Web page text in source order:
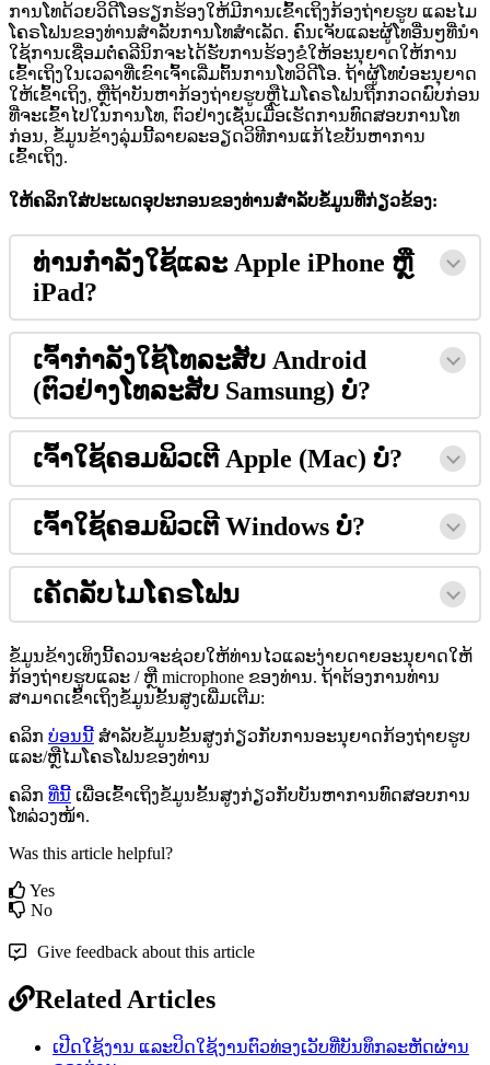
ການໂທດວຍວດໂອຮຽກຮອງໃຫມການເຂາເຖງກອງຖາຍຮບ ແລະໄມ
ໂຄຣໂຟນຂອງທານສາລບການໂທສາເລດ. ຄນເຈບແລະຜໂທອນໆທນາ
ໃຊການເຊອມຕຄລນກຈະໄດຮບການຮອງຂໃຫອະນຍາດໃຫການ
ເຂາເຖງໃນເວລາທເຂາເຈາເລມຕນການໂທວດໂອ. ຖາຜໂທບອະນຍາດ
ໃຫເຂາເຖງ, ຫຖາບນຫາກອງຖາຍຮບຫໄມໂຄຣໂຟນຖກກວດພບກອນ
ທຈະເຂາໄປໃນການໂທ, ຕວຢາງເຊນເມອເຮດການທດສອບການໂທ
ກອນ, ຂມນຂາງລມນລາຍລະອຽດວທການແກໄຂບນຫາການ
ເຂາເຖງ.
ໃຫຄລກໃສປະເພດອປະກອນຂອງທານສາລບຂມນທກຽວຂອງ:
ທານກາລງໃຊແລະ Apple iPhone ຫ
iPad?
ເຈາກລງໃຊໂທລະສບ Android
(ຕວຢາງໂທລະສບ Samsung) ບ?
ເຈາໃຊຄອມພວເຕ Apple (Mac) ບ?
ເຈາໃຊຄອມພວເຕ Windows ບ?
ເຄດລບໄມໂຄຣໂຟນ
ຂມນຂາງເທງນຄວນຈະຊວຍໃຫທານໄວແລະງາຍດາຍອະນຍາດໃຫ
ກອງຖາຍຮບແລະ / ຫ microphone ຂອງທານ. ຖາຕອງການທານ
ສາມາດເຂາເຖງຂມນຂນສງເພມເຕມ:
ຄລກ ບອນນ ສລບຂມນຂນສງກຽວກບການອະນຍາດກອງຖາຍຮບ
ແລະ/ຫໄມໂຄຣໂຟນຂອງທານ
ຄລກ ທນ ເພອເຂາເຖງຂມນຂນສງກຽວກບບນຫາການທດສອບການ
ໂທລວງໜາ.
Was this article helpful?
Yes
No
Give feedback about this article
Related Articles
ເປີດ​ໃຊ້​ງານ ແລະ​ປິດ​ໃຊ້​ງານ​ຕົວ​ທ່ອງ​ເວັບ​ທີ່​ບັນ​ທຶກ​ລະ​ຫັດ​ຜ່ານ​